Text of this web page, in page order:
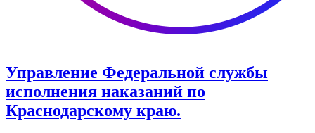
Управление Федеральной службы
исполнения наказаний по
Краснодарскому краю.